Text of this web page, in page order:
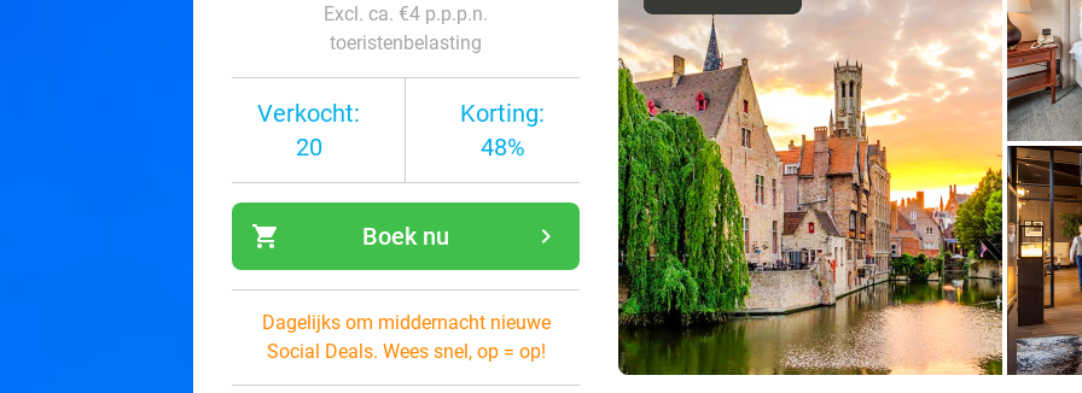
Excl. ca. €4 p.p.p.n.
toeristenbelasting
Verkocht:
20
Korting:
48%
shopping_cart navigate_next
Boek nu
Dagelijks om middernacht nieuwe
Social Deals. Wees snel, op = op!